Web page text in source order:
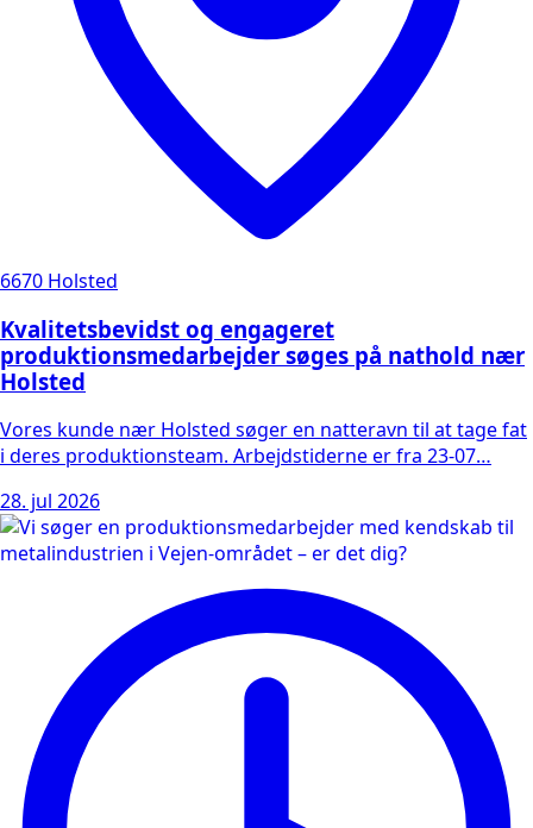
6670 Holsted
Kvalitetsbevidst og engageret
produktionsmedarbejder søges på nathold nær
Holsted
Vores kunde nær Holsted søger en natteravn til at tage fat
i deres produktionsteam. Arbejdstiderne er fra 23-07…
28. jul 2026